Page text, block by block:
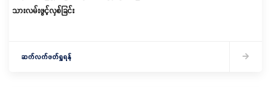
သားလမ်းဖွင့်လှစ်ခြင်း
ဆက်လက်ဖတ်ရှုရန်